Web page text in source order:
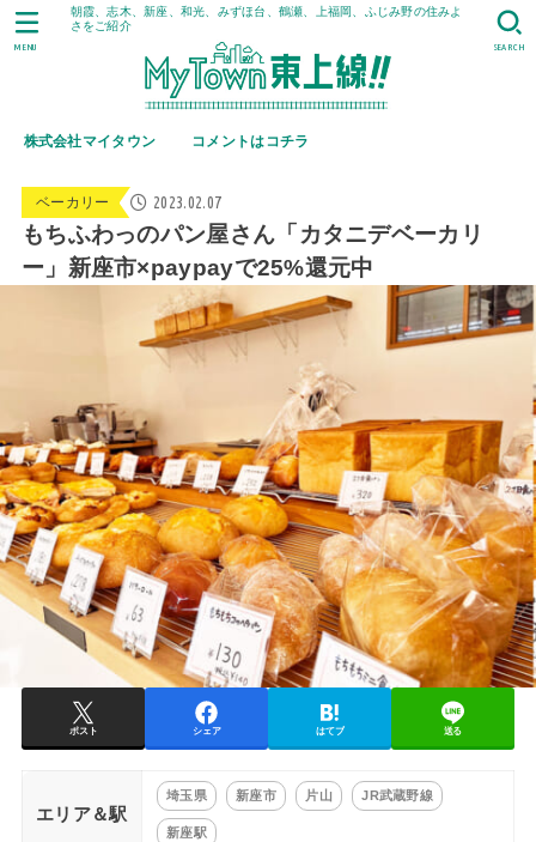
朝霞、志木、新座、和光、みずほ台、鶴瀬、上福岡、ふじみ野の住みよ
さをご紹介
株式会社マイタウン コメントはコチラ
SEARCH
MENU
ベーカリー 2023.02.07
もちふわっのパン屋さん「カタニデベーカリ
ー」新座市×paypayで25%還元中
ポスト シェア はてブ 送る
エリア＆駅
埼玉県 新座市 片山 JR武蔵野線
新座駅